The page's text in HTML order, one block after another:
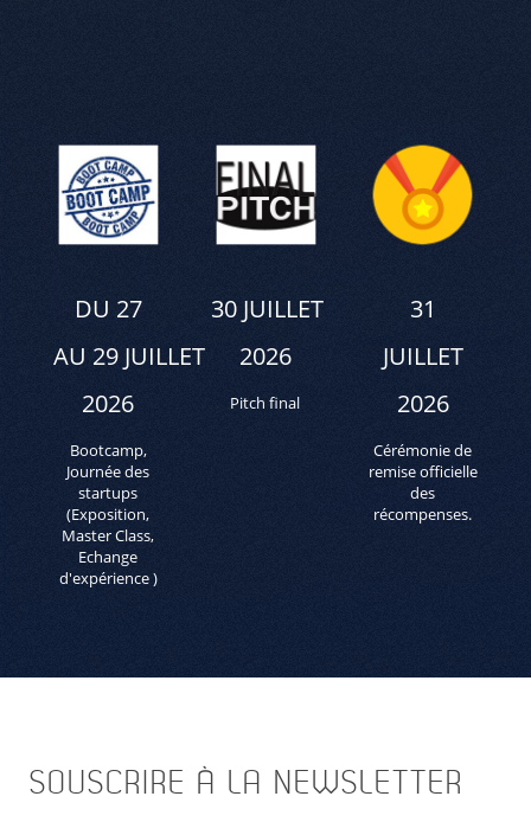
DU 27
AU 29 JUILLET
2026
Bootcamp,
Journée des
startups
(Exposition,
Master Class,
Echange
d'expérience )
30 JUILLET
2026
Pitch final
31
JUILLET
2026
Cérémonie de
remise officielle
des
récompenses.
SOUSCRIRE À LA NEWSLETTER